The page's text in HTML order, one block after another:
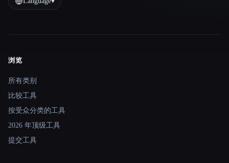
Site navigation
浏览
所有类别
比较工具
按受众分类的工具
2026 年顶级工具
提交工具